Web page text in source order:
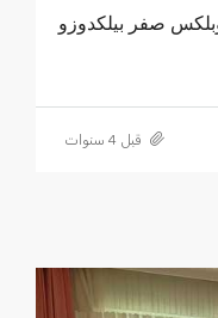
قبل 4 سنوات